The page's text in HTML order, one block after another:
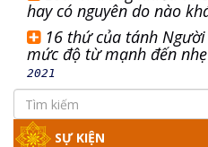
hay có nguyên do nào
16 thứ của tánh
mức độ từ mạnh đến
2021
SỰ KIỆN